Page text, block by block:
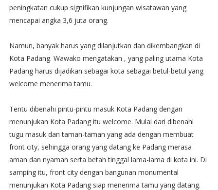
peningkatan cukup signifikan kunjungan wisatawan yang
mencapai angka 3,6 juta orang.
Namun, banyak harus yang dilanjutkan dan dikembangkan di
Kota Padang. Wawako mengatakan , yang paling utama Kota
Padang harus dijadikan sebagai kota sebagai betul-betul yang
welcome menerima tamu.
Tentu dibenahi pintu-pintu masuk Kota Padang dengan
menunjukan Kota Padang itu welcome. Mulai dari dibenahi
tugu masuk dan taman-taman yang ada dengan membuat
front city, sehingga orang yang datang ke Padang merasa
aman dan nyaman serta betah tinggal lama-lama di kota ini. Di
samping itu, front city dengan bangunan monumental
menunjukan Kota Padang siap menerima tamu yang datang.